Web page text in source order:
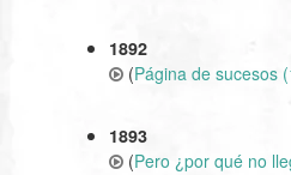
1892
(Página de sucesos
1893
(Pero ¿por qué no